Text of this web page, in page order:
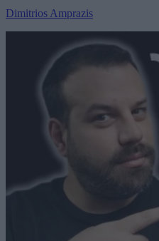
Dimitrios Amprazis